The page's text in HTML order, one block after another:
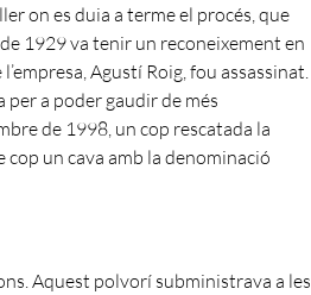
on es duia a terme el procés, que
1929 va tenir un reconeixement en
Agustí Roig, fou assassinat.
per a poder gaudir de més
de 1998, un cop rescatada la
cop un cava amb la denominació
Aquest polvorí subministrava a les